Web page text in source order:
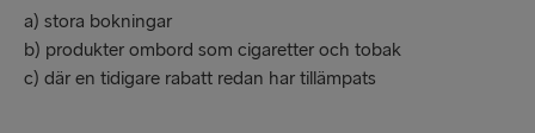
a) stora bokningar
b) produkter ombord som cigaretter och tobak
c) där en tidigare rabatt redan har tillämpats